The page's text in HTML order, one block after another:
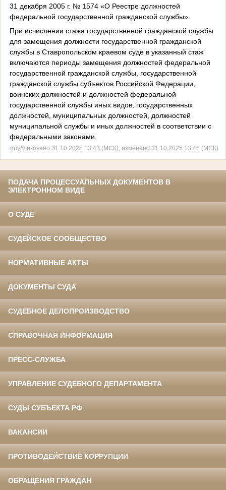
31 декабря 2005 г. № 1574 «О Реестре должностей
федеральной государственной гражданской службы».
При исчислении стажа государственной гражданской службы
для замещения должности государственной гражданской
службы в Ставропольском краевом суде в указанный стаж
включаются периоды замещения должностей федеральной
государственной гражданской службы, государственной
гражданской службы субъектов Российской Федерации,
воинских должностей и должностей федеральной
государственной службы иных видов, государственных
должностей, муниципальных должностей, должностей
муниципальной службы и иных должностей в соответствии с
федеральными законами.
опубликовано 31.10.2025 13:43 (МСК), изменено 31.10.2025 13:46 (МСК)
ПОДАЧА ПРОЦЕССУАЛЬНЫХ ДОКУМЕНТОВ В
ЭЛЕКТРОННОМ ВИДЕ
О СУДЕ
СУДЕЙСКОЕ СООБЩЕСТВО
НОРМАТИВНЫЕ АКТЫ
ДОКУМЕНТЫ СУДА
СУДЕБНОЕ ДЕЛОПРОИЗВОДСТВО
СПРАВОЧНАЯ ИНФОРМАЦИЯ
ПРЕСС-СЛУЖБА
УПРАВЛЕНИЕ СУДЕБНОГО ДЕПАРТАМЕНТА
СУДЫ СУБЪЕКТА РФ
ВАКАНСИИ
ПРОТИВОДЕЙСТВИЕ КОРРУПЦИИ
ОБРАЩЕНИЯ ГРАЖДАН